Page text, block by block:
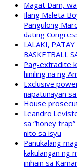
Magat Dam,
Ilang Maleta
Pangulong
dating
LALAKI, PATAY
BASKETBALL
Pag-extradite
hiniling na ng
Exclusive
napatunayan
House
Leandro
sa “honey
nito sa isyu
Panukalang
kakulangan ng
inihain sa